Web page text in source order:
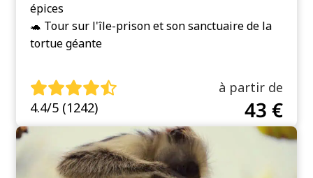
épices
🐢 Tour sur l'île-prison et son sanctuaire de la
tortue géante
4.4/5 (1242)
à partir de
43 €